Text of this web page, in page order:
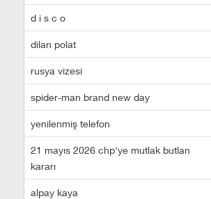
d i s c o
dilan polat
rusya vizesi
spider-man brand new day
yenilenmiş telefon
21 mayıs 2026 chp'ye mutlak butlan
kararı
alpay kaya